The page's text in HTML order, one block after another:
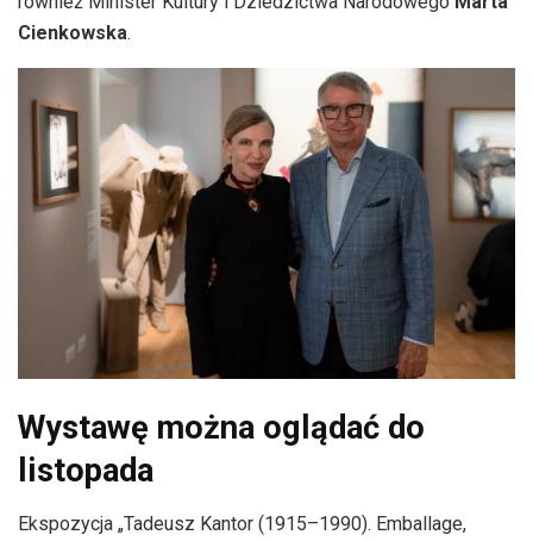
Cienkowska.
Wystawę można oglądać do
listopada
Ekspozycja „Tadeusz Kantor (1915–1990). Emballage,